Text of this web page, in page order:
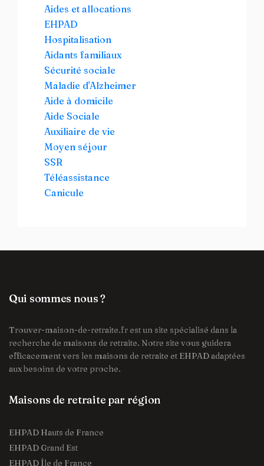
Aides et allocations
EHPAD
Hospitalisation
Aidants familiaux
Sécurité sociale
Maladie d'Alzheimer
Aide à domicile
Aide Sociale
Auxiliaire de vie
Moyen séjour
SSR
Téléassistance
Canicule
Qui sommes nous ?
Trouver-maison-de-retraite.fr est un site spécialisé dans la
recherche de maisons de retraite. Notre site vous guidera
efficacement vers les maisons de retraite et EHPAD adaptées
aux besoins de votre proche.
Maisons de retraite par région
EHPAD Hauts de France
EHPAD Grand Est
EHPAD Île de France